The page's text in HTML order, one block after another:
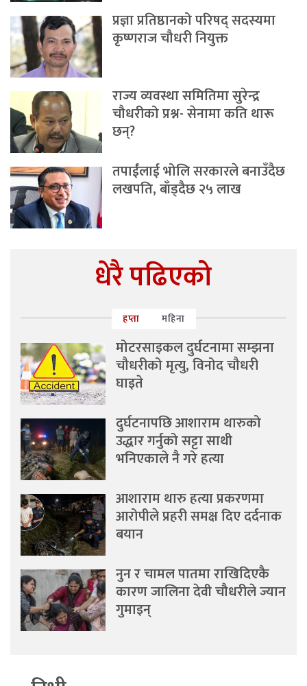
प्रज्ञा प्रतिष्ठानको परिषद् सदस्यमा
कृष्णराज चौधरी नियुक्त
राज्य व्यवस्था समितिमा सुरेन्द्र
चौधरीको प्रश्न- सेनामा कति थारू
छन्?
तपाईंलाई भोलि सरकारले बनाउँदैछ
लखपति, बाँड्दैछ २५ लाख
धेरै पढिएको
हप्ता महिना
मोटरसाइकल दुर्घटनामा सम्झना
चौधरीको मृत्यु, विनोद चौधरी
घाइते
दुर्घटनापछि आशाराम थारुको
उद्धार गर्नुको सट्टा साथी
भनिएकाले नै गरे हत्या
आशाराम थारु हत्या प्रकरणमा
आरोपीले प्रहरी समक्ष दिए दर्दनाक
बयान
नुन र चामल पातमा राखिदिएकै
कारण जालिना देवी चौधरीले ज्यान
गुमाइन्